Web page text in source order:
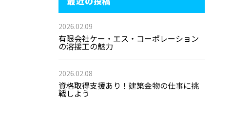
2026.02.09
有限会社ケー・エス・コーポレーション
の溶接工の魅力
2026.02.08
資格取得支援あり！建築金物の仕事に挑
戦しよう